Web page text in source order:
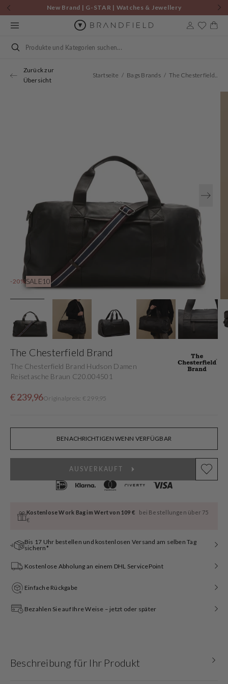
Zum
Inhalt
springen
New Brand | G-STAR | Watches & Jewellery
Suchen
Zurück zur
Übersicht
Startseite Bags Brands The Chesterfield Brand Hudson Damen Reisetasche Braun C20.004501
-20%SALE10
Sie
Medien
1
in
Beschreibung für Ihr Produkt
The Chesterfield Brand
The Chesterfield Brand Hudson Damen
Reisetasche Braun C20.004501
Verkaufspreis
€ 239,96
NormalerOriginalpreis: € 299,95
BENACHRICHTIGEN WENN VERFÜGBAR
AUSVERKAUFT
Kostenlose Work Bag im Wert von 109 €
bei Bestellungen über 75
€
Bis 17 Uhr bestellen und kostenlosen Versand am selben Tag
sichern*
Kostenlose Abholung an einem DHL ServicePoint
Einfache Rückgabe
Bezahlen Sie auf Ihre Weise – jetzt oder später